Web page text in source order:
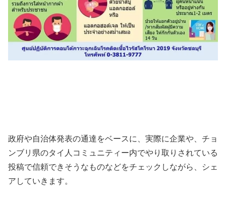
政府や自治体発表の通達をベースに、実際に企業や、チョ
ンブリ県のタイ人コミュニティー内でやり取りされている
投稿で信頼できそうなものなどをチェックしながら、シェ
アしていきます。